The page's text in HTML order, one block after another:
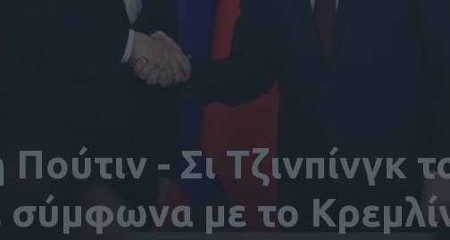
- Σι Τζινπίνγκ
με το